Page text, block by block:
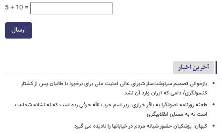
5 + 10 =
ارسال
آخرین اخبار
بازخوانی تصمیم سرنوشت‌ساز شورای عالی امنیت ملی برای برخورد با طالبان پس از کشتار
کنسولگری/ دامی که ایران وارد آن نشد
طعنه روزنامه اصولگرا به باقر خرازی: زیر اسم حرب الله حرفی زده است که نه نشانه شجاعت
است نه به معنای انقلابیگری
کیهان: پزشکیان حضور شبانه مردم در خیابانها را نادیده می گیرد